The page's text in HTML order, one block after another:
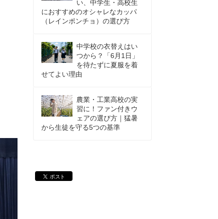
い、中学生・高校生
におすすめのオシャレなカッパ
（レインポンチョ）の選び方
中学校の衣替えはい
つから？「6月1日」
を待たずに夏服を着
せてよい理由
農業・工業高校の実
習に！ファン付きウ
ェアの選び方｜猛暑
から生徒を守る5つの基準